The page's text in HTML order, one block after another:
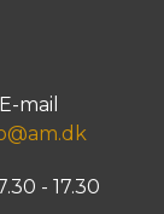
E-mail
- 17.30